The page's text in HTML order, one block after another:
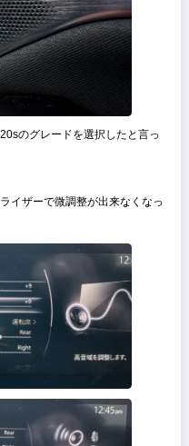
細身で操作しやすい、
奥にあるので操作の邪魔になら